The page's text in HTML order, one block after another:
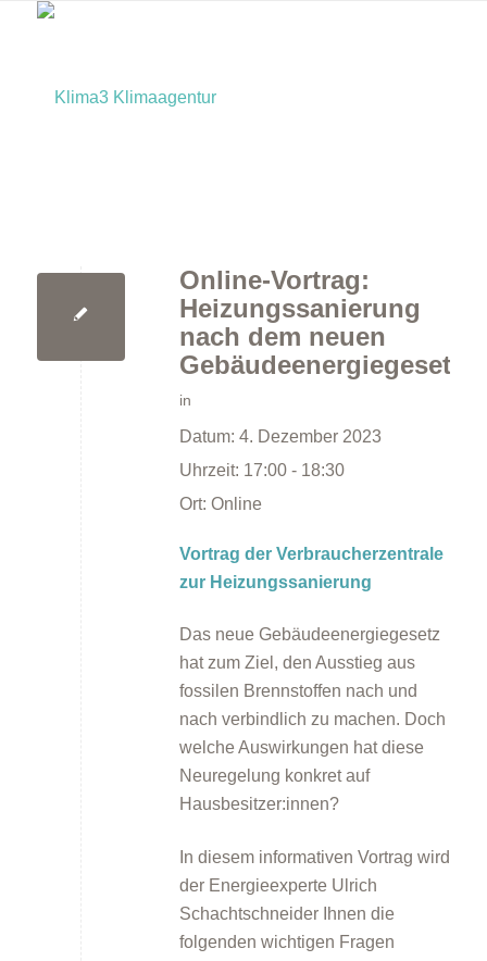
Energieberatung
Energiespartipps
Online-Vortrag:
Heizungssanierung
nach dem neuen
Gebäudeenergiegesetz
in
Datum: 4. Dezember 2023
Uhrzeit: 17:00 - 18:30
Ort: Online
Vortrag der Verbraucherzentrale
zur Heizungssanierung
Das neue Gebäudeenergiegesetz
hat zum Ziel, den Ausstieg aus
fossilen Brennstoffen nach und
nach verbindlich zu machen. Doch
welche Auswirkungen hat diese
Neuregelung konkret auf
Hausbesitzer:innen?
In diesem informativen Vortrag wird
der Energieexperte Ulrich
Schachtschneider Ihnen die
folgenden wichtigen Fragen